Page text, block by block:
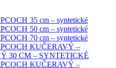
35 cm – syntetické
50 cm – syntetické
70 cm – syntetické
KUČERAVÝ –
30 CM – SYNTETICKÉ
KUČERAVÝ –